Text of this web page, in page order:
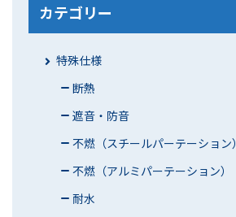
カテゴリー
特殊仕様
断熱
遮音・防音
不燃（スチールパーテーション）
不燃（アルミパーテーション）
耐水